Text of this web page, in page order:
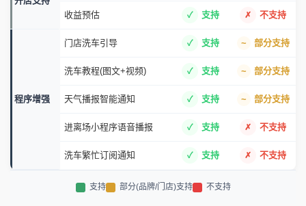
门店洗车引导 支持 部分支持
洗车教程(图文+视频) 支持 部分支持
天气播报智能通知 支持 部分支持
进离场小程序语音播报 支持 不支持
洗车繁忙订阅通知 支持 不支持